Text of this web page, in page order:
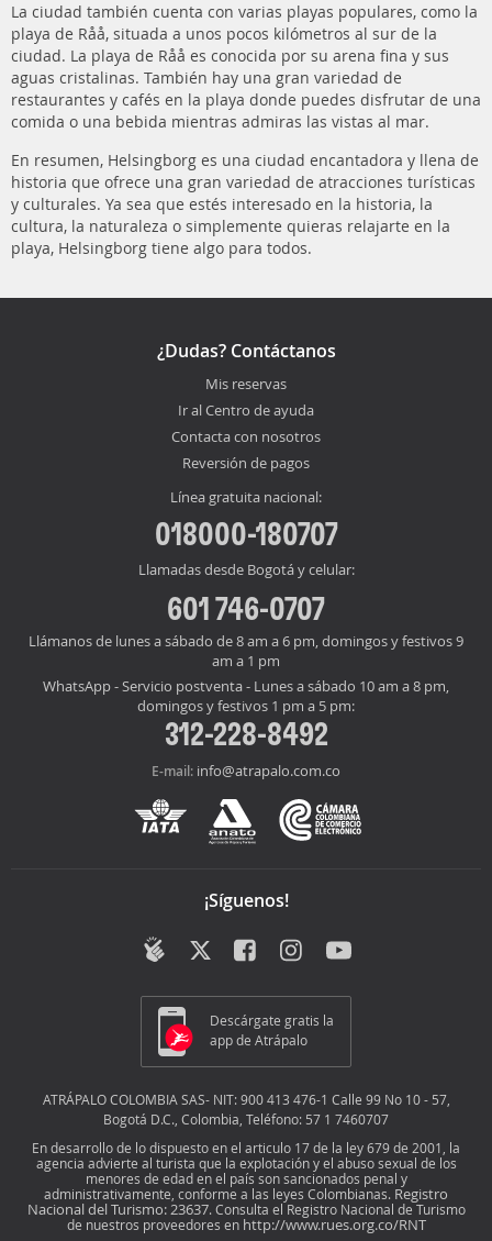
La ciudad también cuenta con varias playas populares, como la
playa de Råå, situada a unos pocos kilómetros al sur de la
ciudad. La playa de Råå es conocida por su arena fina y sus
aguas cristalinas. También hay una gran variedad de
restaurantes y cafés en la playa donde puedes disfrutar de una
comida o una bebida mientras admiras las vistas al mar.
En resumen, Helsingborg es una ciudad encantadora y llena de
historia que ofrece una gran variedad de atracciones turísticas
y culturales. Ya sea que estés interesado en la historia, la
cultura, la naturaleza o simplemente quieras relajarte en la
playa, Helsingborg tiene algo para todos.
¿Dudas? Contáctanos
Mis reservas
Ir al Centro de ayuda
Contacta con nosotros
Reversión de pagos
Línea gratuita nacional:
018000-180707
Llamadas desde Bogotá y celular:
601 746-0707
Llámanos de lunes a sábado de 8 am a 6 pm, domingos y festivos 9
am a 1 pm
WhatsApp - Servicio postventa - Lunes a sábado 10 am a 8 pm,
domingos y festivos 1 pm a 5 pm:
312-228-8492
E-mail: info@atrapalo.com.co
¡Síguenos!
Descárgate gratis la
app de Atrápalo
ATRÁPALO COLOMBIA SAS- NIT: 900 413 476-1 Calle 99 No 10 - 57,
Bogotá D.C., Colombia, Teléfono: 57 1 7460707
En desarrollo de lo dispuesto en el articulo 17 de la ley 679 de 2001, la
agencia advierte al turista que la explotación y el abuso sexual de los
menores de edad en el país son sancionados penal y
administrativamente, conforme a las leyes Colombianas. Registro
Nacional del Turismo: 23637. Consulta el Registro Nacional de Turismo
de nuestros proveedores en http://www.rues.org.co/RNT